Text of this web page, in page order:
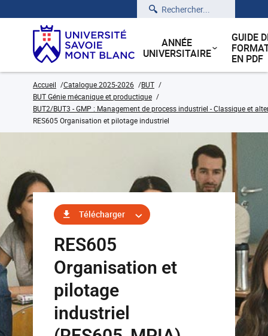
Rechercher
ANNÉE
UNIVERSITAIRE
GUIDE
EN PDF
Accueil Catalogue 2025-2026
BUT
BUT Génie mécanique et productique
BUT2/BUT3 - GMP : Management de process industriel - Classique et
RES605 Organisation et pilotage industriel
Télécharger
RES605
Organisation et
pilotage
industriel